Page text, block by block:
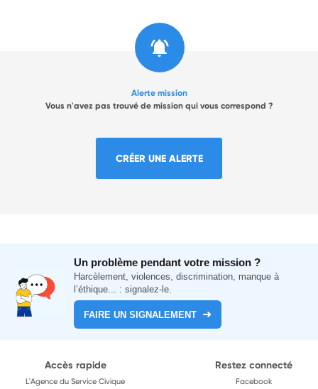
Alerte mission
Vous n'avez pas trouvé de mission qui vous correspond ?
CRÉER UNE ALERTE
Un problème pendant votre mission ?
Harcèlement, violences, discrimination, manque à
l’éthique... : signalez-le.
FAIRE UN SIGNALEMENT
Accès rapide
L'Agence du Service Civique
Restez connecté
Facebook